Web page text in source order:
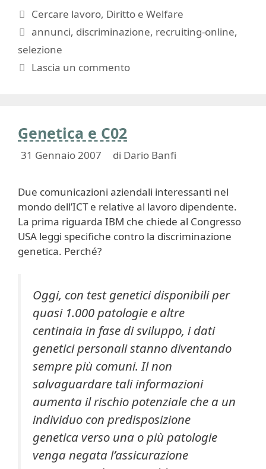
Categorie
Cercare lavoro, Diritto e Welfare
Tag
annunci, discriminazione, recruiting-online,
selezione
Lascia un commento
Genetica e C02
31 Gennaio 2007 di Dario Banfi
Due comunicazioni aziendali interessanti nel
mondo dell’ICT e relative al lavoro dipendente.
La prima riguarda IBM che chiede al Congresso
USA leggi specifiche contro la discriminazione
genetica. Perché?
Oggi, con test genetici disponibili per
quasi 1.000 patologie e altre
centinaia in fase di sviluppo, i dati
genetici personali stanno diventando
sempre più comuni. Il non
salvaguardare tali informazioni
aumenta il rischio potenziale che a un
individuo con predisposizione
genetica verso una o più patologie
venga negata l’assicurazione